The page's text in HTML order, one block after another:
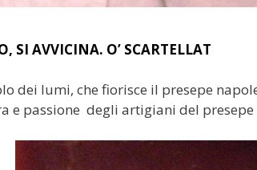
SI AVVICINA. O’ SCARTELLAT
dei lumi, che fiorisce il presepe
e passione degli artigiani del presepe